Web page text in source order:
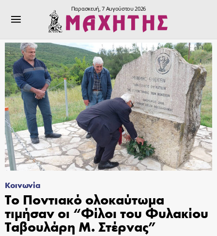
Παρασκευή, 7 Αυγούστου 2026
Κοινωνία
Το Ποντιακό ολοκαύτωμα
τιμήσαν οι “Φίλοι του Φυλακίου
Ταβουλάρη Μ. Στέρνας”